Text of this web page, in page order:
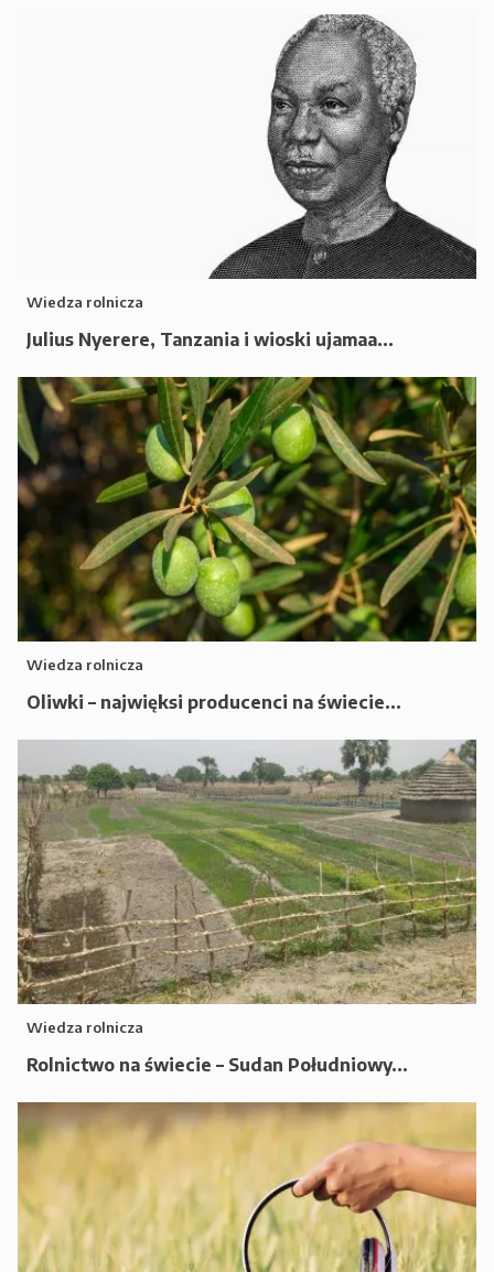
Wiedza rolnicza
Julius Nyerere, Tanzania i wioski ujamaa...
Wiedza rolnicza
Oliwki – najwięksi producenci na świecie...
Wiedza rolnicza
Rolnictwo na świecie – Sudan Południowy...